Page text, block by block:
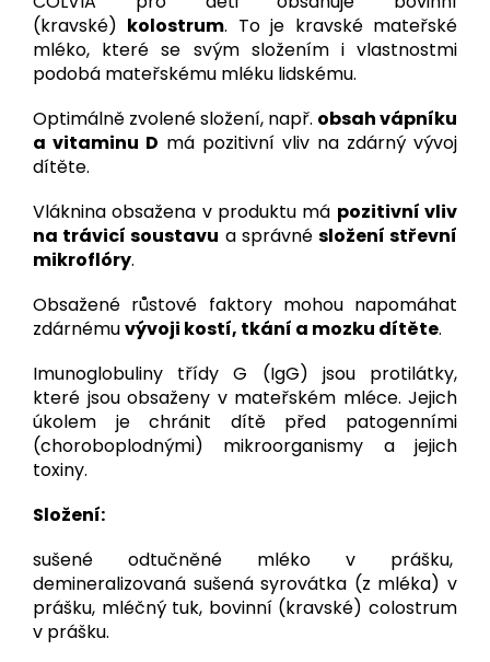
(kravské) kolostrum. To je kravské mateřské
mléko, které se svým složením i vlastnostmi
podobá mateřskému mléku lidskému.
Optimálně zvolené složení, např. obsah vápníku
a vitaminu D má pozitivní vliv na zdárný vývoj
dítěte.
Vláknina obsažena v produktu má pozitivní vliv
na trávicí soustavu a správné složení střevní
mikroflóry.
Obsažené růstové faktory mohou napomáhat
zdárnémuvývoji kostí, tkání a mozku dítěte.
Imunoglobuliny třídy G (IgG) jsou protilátky,
které jsou obsaženy v mateřském mléce. Jejich
úkolem je chránit dítě před patogenními
(choroboplodnými) mikroorganismy a jejich
toxiny.
Složení:
sušené odtučněné mléko v prášku,
demineralizovaná sušená syrovátka (z mléka) v
prášku, mléčný tuk, bovinní (kravské) colostrum
v prášku.